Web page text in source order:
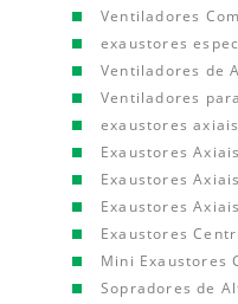
Ventiladores
exaustores
Ventiladores de
Ventiladores
exaustores axiais
Exaustores
Exaustores
Exaustores
Exaustores
Mini Exaustores
Sopradores de